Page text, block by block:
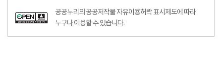
공공누리의 공공저작물 자유이용허락 표시제도에 따라
누구나 이용할 수 있습니다.